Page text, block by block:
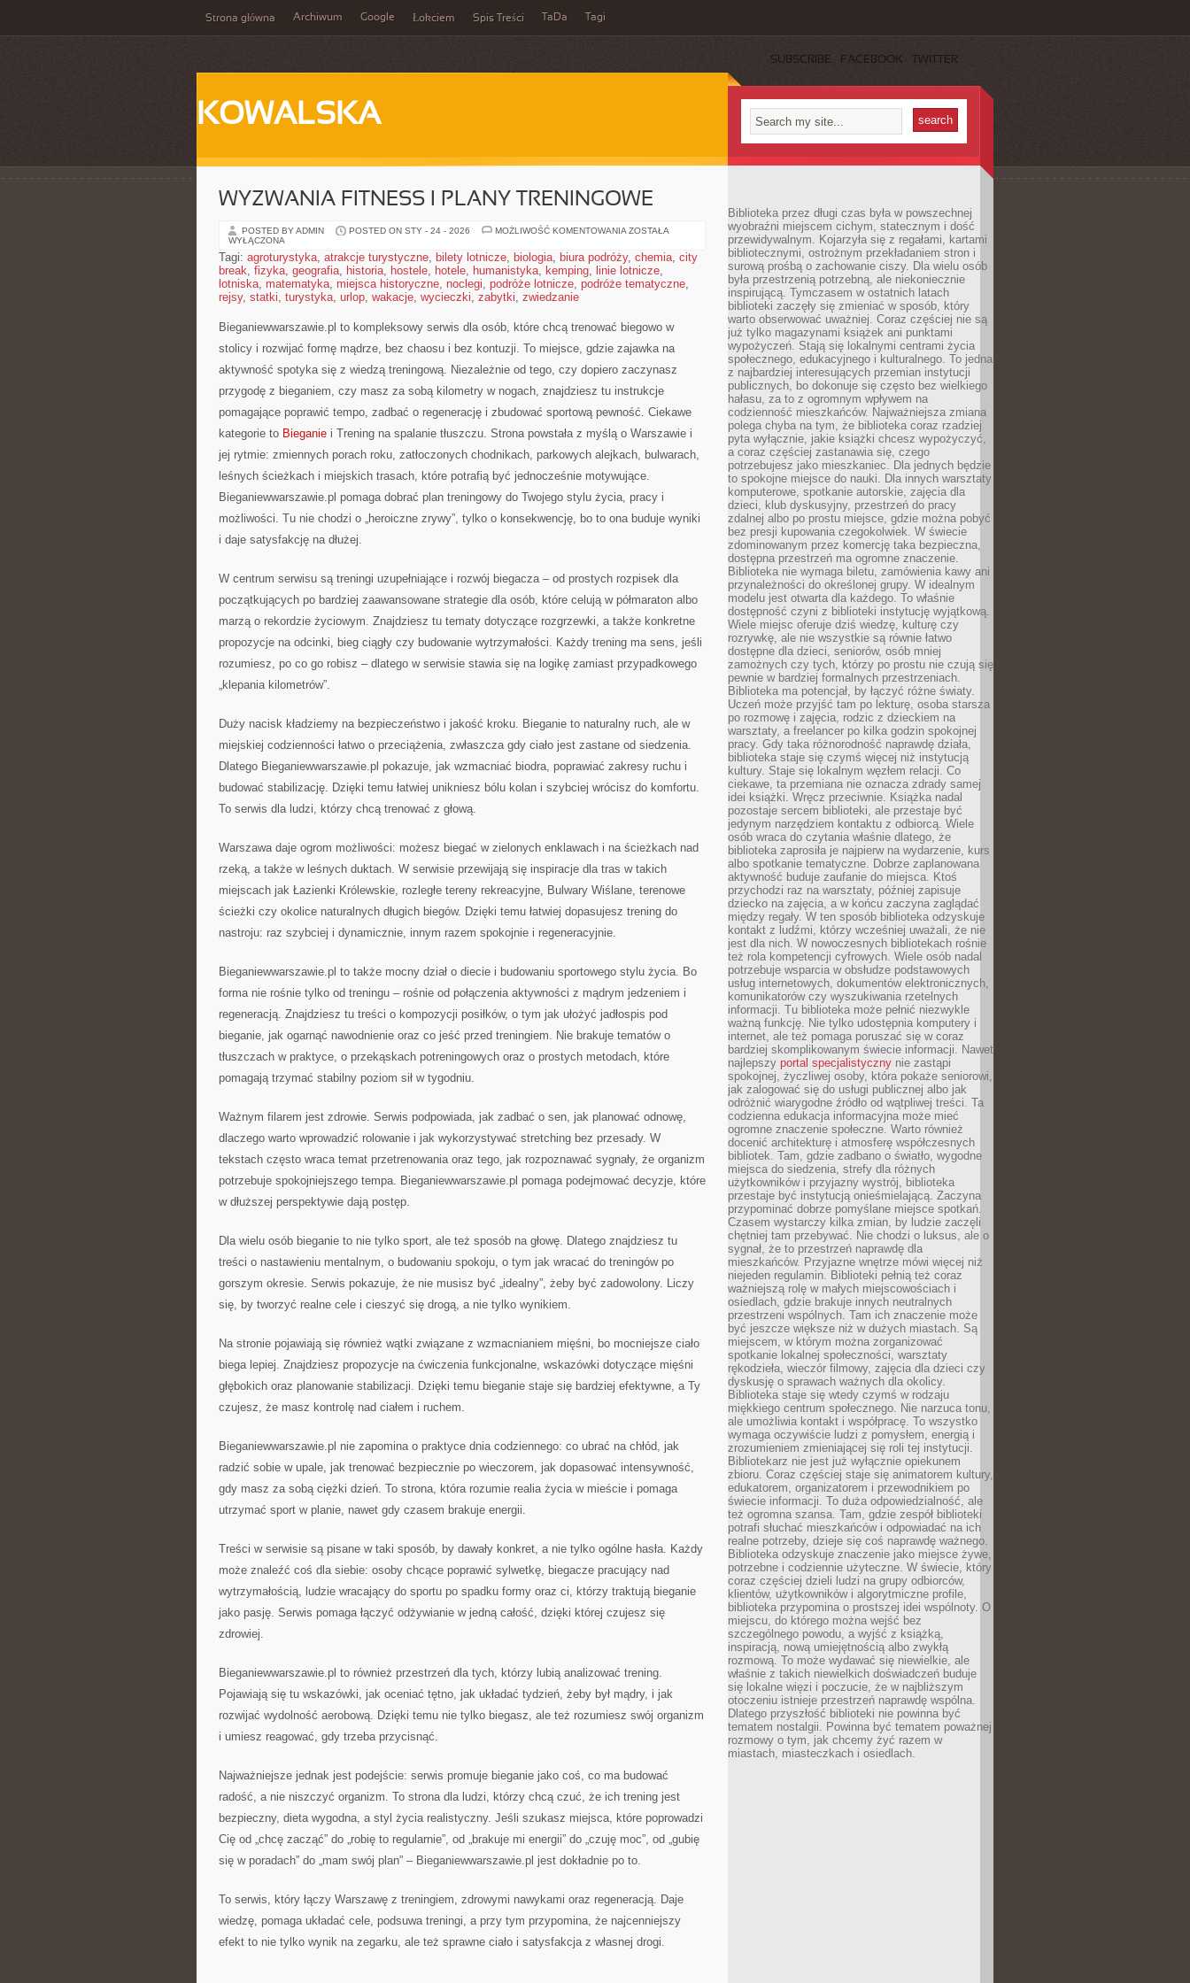
Strona główna Archiwum Google Łokciem Spis Treści TaDa Tagi
SUBSCRIBE FACEBOOK TWITTER
KOWALSKA
WYZWANIA FITNESS I PLANY TRENINGOWE
POSTED BY ADMIN POSTED ON STY - 24 - 2026 MOŻLIWOŚĆ KOMENTOWANIA WYZWANIA
PLANY
TRENINGOWE
ZOSTAŁA
WYŁĄCZONA
Tagi: agroturystyka, atrakcje turystyczne, bilety lotnicze, biologia, biura podróży, chemia, city
break, fizyka, geografia, historia, hostele, hotele, humanistyka, kemping, linie lotnicze,
lotniska, matematyka, miejsca historyczne, noclegi, podróże lotnicze, podróże tematyczne,
rejsy, statki, turystyka, urlop, wakacje, wycieczki, zabytki, zwiedzanie
Bieganiewwarszawie.pl to kompleksowy serwis dla osób, które chcą trenować biegowo w
stolicy i rozwijać formę mądrze, bez chaosu i bez kontuzji. To miejsce, gdzie zajawka na
aktywność spotyka się z wiedzą treningową. Niezależnie od tego, czy dopiero zaczynasz
przygodę z bieganiem, czy masz za sobą kilometry w nogach, znajdziesz tu instrukcje
pomagające poprawić tempo, zadbać o regenerację i zbudować sportową pewność. Ciekawe
kategorie to Bieganie i Trening na spalanie tłuszczu. Strona powstała z myślą o Warszawie i
jej rytmie: zmiennych porach roku, zatłoczonych chodnikach, parkowych alejkach, bulwarach,
leśnych ścieżkach i miejskich trasach, które potrafią być jednocześnie motywujące.
Bieganiewwarszawie.pl pomaga dobrać plan treningowy do Twojego stylu życia, pracy i
możliwości. Tu nie chodzi o „heroiczne zrywy”, tylko o konsekwencję, bo to ona buduje wyniki
i daje satysfakcję na dłużej.
W centrum serwisu są treningi uzupełniające i rozwój biegacza – od prostych rozpisek dla
początkujących po bardziej zaawansowane strategie dla osób, które celują w półmaraton albo
marzą o rekordzie życiowym. Znajdziesz tu tematy dotyczące rozgrzewki, a także konkretne
propozycje na odcinki, bieg ciągły czy budowanie wytrzymałości. Każdy trening ma sens, jeśli
rozumiesz, po co go robisz – dlatego w serwisie stawia się na logikę zamiast przypadkowego
„klepania kilometrów”.
Duży nacisk kładziemy na bezpieczeństwo i jakość kroku. Bieganie to naturalny ruch, ale w
miejskiej codzienności łatwo o przeciążenia, zwłaszcza gdy ciało jest zastane od siedzenia.
Dlatego Bieganiewwarszawie.pl pokazuje, jak wzmacniać biodra, poprawiać zakresy ruchu i
budować stabilizację. Dzięki temu łatwiej unikniesz bólu kolan i szybciej wrócisz do komfortu.
To serwis dla ludzi, którzy chcą trenować z głową.
Warszawa daje ogrom możliwości: możesz biegać w zielonych enklawach i na ścieżkach nad
rzeką, a także w leśnych duktach. W serwisie przewijają się inspiracje dla tras w takich
miejscach jak Łazienki Królewskie, rozległe tereny rekreacyjne, Bulwary Wiślane, terenowe
ścieżki czy okolice naturalnych długich biegów. Dzięki temu łatwiej dopasujesz trening do
nastroju: raz szybciej i dynamicznie, innym razem spokojnie i regeneracyjnie.
Bieganiewwarszawie.pl to także mocny dział o diecie i budowaniu sportowego stylu życia. Bo
forma nie rośnie tylko od treningu – rośnie od połączenia aktywności z mądrym jedzeniem i
regeneracją. Znajdziesz tu treści o kompozycji posiłków, o tym jak ułożyć jadłospis pod
bieganie, jak ogarnąć nawodnienie oraz co jeść przed treningiem. Nie brakuje tematów o
tłuszczach w praktyce, o przekąskach potreningowych oraz o prostych metodach, które
pomagają trzymać stabilny poziom sił w tygodniu.
Ważnym filarem jest zdrowie. Serwis podpowiada, jak zadbać o sen, jak planować odnowę,
dlaczego warto wprowadzić rolowanie i jak wykorzystywać stretching bez przesady. W
tekstach często wraca temat przetrenowania oraz tego, jak rozpoznawać sygnały, że organizm
potrzebuje spokojniejszego tempa. Bieganiewwarszawie.pl pomaga podejmować decyzje, które
w dłuższej perspektywie dają postęp.
Dla wielu osób bieganie to nie tylko sport, ale też sposób na głowę. Dlatego znajdziesz tu
treści o nastawieniu mentalnym, o budowaniu spokoju, o tym jak wracać do treningów po
gorszym okresie. Serwis pokazuje, że nie musisz być „idealny”, żeby być zadowolony. Liczy
się, by tworzyć realne cele i cieszyć się drogą, a nie tylko wynikiem.
Na stronie pojawiają się również wątki związane z wzmacnianiem mięśni, bo mocniejsze ciało
biega lepiej. Znajdziesz propozycje na ćwiczenia funkcjonalne, wskazówki dotyczące mięśni
głębokich oraz planowanie stabilizacji. Dzięki temu bieganie staje się bardziej efektywne, a Ty
czujesz, że masz kontrolę nad ciałem i ruchem.
Bieganiewwarszawie.pl nie zapomina o praktyce dnia codziennego: co ubrać na chłód, jak
radzić sobie w upale, jak trenować bezpiecznie po wieczorem, jak dopasować intensywność,
gdy masz za sobą ciężki dzień. To strona, która rozumie realia życia w mieście i pomaga
utrzymać sport w planie, nawet gdy czasem brakuje energii.
Treści w serwisie są pisane w taki sposób, by dawały konkret, a nie tylko ogólne hasła. Każdy
może znaleźć coś dla siebie: osoby chcące poprawić sylwetkę, biegacze pracujący nad
wytrzymałością, ludzie wracający do sportu po spadku formy oraz ci, którzy traktują bieganie
jako pasję. Serwis pomaga łączyć odżywianie w jedną całość, dzięki której czujesz się
zdrowiej.
Bieganiewwarszawie.pl to również przestrzeń dla tych, którzy lubią analizować trening.
Pojawiają się tu wskazówki, jak oceniać tętno, jak układać tydzień, żeby był mądry, i jak
rozwijać wydolność aerobową. Dzięki temu nie tylko biegasz, ale też rozumiesz swój organizm
i umiesz reagować, gdy trzeba przycisnąć.
Najważniejsze jednak jest podejście: serwis promuje bieganie jako coś, co ma budować
radość, a nie niszczyć organizm. To strona dla ludzi, którzy chcą czuć, że ich trening jest
bezpieczny, dieta wygodna, a styl życia realistyczny. Jeśli szukasz miejsca, które poprowadzi
Cię od „chcę zacząć” do „robię to regularnie”, od „brakuje mi energii” do „czuję moc”, od „gubię
się w poradach” do „mam swój plan” – Bieganiewwarszawie.pl jest dokładnie po to.
To serwis, który łączy Warszawę z treningiem, zdrowymi nawykami oraz regeneracją. Daje
wiedzę, pomaga układać cele, podsuwa treningi, a przy tym przypomina, że najcenniejszy
efekt to nie tylko wynik na zegarku, ale też sprawne ciało i satysfakcja z własnej drogi.
Biblioteka przez długi czas była w powszechnej
wyobraźni miejscem cichym, statecznym i dość
przewidywalnym. Kojarzyła się z regałami, kartami
bibliotecznymi, ostrożnym przekładaniem stron i
surową prośbą o zachowanie ciszy. Dla wielu osób
była przestrzenią potrzebną, ale niekoniecznie
inspirującą. Tymczasem w ostatnich latach
biblioteki zaczęły się zmieniać w sposób, który
warto obserwować uważniej. Coraz częściej nie są
już tylko magazynami książek ani punktami
wypożyczeń. Stają się lokalnymi centrami życia
społecznego, edukacyjnego i kulturalnego. To jedna
z najbardziej interesujących przemian instytucji
publicznych, bo dokonuje się często bez wielkiego
hałasu, za to z ogromnym wpływem na
codzienność mieszkańców. Najważniejsza zmiana
polega chyba na tym, że biblioteka coraz rzadziej
pyta wyłącznie, jakie książki chcesz wypożyczyć,
a coraz częściej zastanawia się, czego
potrzebujesz jako mieszkaniec. Dla jednych będzie
to spokojne miejsce do nauki. Dla innych warsztaty
komputerowe, spotkanie autorskie, zajęcia dla
dzieci, klub dyskusyjny, przestrzeń do pracy
zdalnej albo po prostu miejsce, gdzie można pobyć
bez presji kupowania czegokolwiek. W świecie
zdominowanym przez komercję taka bezpieczna,
dostępna przestrzeń ma ogromne znaczenie.
Biblioteka nie wymaga biletu, zamówienia kawy ani
przynależności do określonej grupy. W idealnym
modelu jest otwarta dla każdego. To właśnie
dostępność czyni z biblioteki instytucję wyjątkową.
Wiele miejsc oferuje dziś wiedzę, kulturę czy
rozrywkę, ale nie wszystkie są równie łatwo
dostępne dla dzieci, seniorów, osób mniej
zamożnych czy tych, którzy po prostu nie czują się
pewnie w bardziej formalnych przestrzeniach.
Biblioteka ma potencjał, by łączyć różne światy.
Uczeń może przyjść tam po lekturę, osoba starsza
po rozmowę i zajęcia, rodzic z dzieckiem na
warsztaty, a freelancer po kilka godzin spokojnej
pracy. Gdy taka różnorodność naprawdę działa,
biblioteka staje się czymś więcej niż instytucją
kultury. Staje się lokalnym węzłem relacji. Co
ciekawe, ta przemiana nie oznacza zdrady samej
idei książki. Wręcz przeciwnie. Książka nadal
pozostaje sercem biblioteki, ale przestaje być
jedynym narzędziem kontaktu z odbiorcą. Wiele
osób wraca do czytania właśnie dlatego, że
biblioteka zaprosiła je najpierw na wydarzenie, kurs
albo spotkanie tematyczne. Dobrze zaplanowana
aktywność buduje zaufanie do miejsca. Ktoś
przychodzi raz na warsztaty, później zapisuje
dziecko na zajęcia, a w końcu zaczyna zaglądać
między regały. W ten sposób biblioteka odzyskuje
kontakt z ludźmi, którzy wcześniej uważali, że nie
jest dla nich. W nowoczesnych bibliotekach rośnie
też rola kompetencji cyfrowych. Wiele osób nadal
potrzebuje wsparcia w obsłudze podstawowych
usług internetowych, dokumentów elektronicznych,
komunikatorów czy wyszukiwania rzetelnych
informacji. Tu biblioteka może pełnić niezwykle
ważną funkcję. Nie tylko udostępnia komputery i
internet, ale też pomaga poruszać się w coraz
bardziej skomplikowanym świecie informacji. Nawet
najlepszy portal specjalistyczny nie zastąpi
spokojnej, życzliwej osoby, która pokaże seniorowi,
jak zalogować się do usługi publicznej albo jak
odróżnić wiarygodne źródło od wątpliwej treści. Ta
codzienna edukacja informacyjna może mieć
ogromne znaczenie społeczne. Warto również
docenić architekturę i atmosferę współczesnych
bibliotek. Tam, gdzie zadbano o światło, wygodne
miejsca do siedzenia, strefy dla różnych
użytkowników i przyjazny wystrój, biblioteka
przestaje być instytucją onieśmielającą. Zaczyna
przypominać dobrze pomyślane miejsce spotkań.
Czasem wystarczy kilka zmian, by ludzie zaczęli
chętniej tam przebywać. Nie chodzi o luksus, ale o
sygnał, że to przestrzeń naprawdę dla
mieszkańców. Przyjazne wnętrze mówi więcej niż
niejeden regulamin. Biblioteki pełnią też coraz
ważniejszą rolę w małych miejscowościach i
osiedlach, gdzie brakuje innych neutralnych
przestrzeni wspólnych. Tam ich znaczenie może
być jeszcze większe niż w dużych miastach. Są
miejscem, w którym można zorganizować
spotkanie lokalnej społeczności, warsztaty
rękodzieła, wieczór filmowy, zajęcia dla dzieci czy
dyskusję o sprawach ważnych dla okolicy.
Biblioteka staje się wtedy czymś w rodzaju
miękkiego centrum społecznego. Nie narzuca tonu,
ale umożliwia kontakt i współpracę. To wszystko
wymaga oczywiście ludzi z pomysłem, energią i
zrozumieniem zmieniającej się roli tej instytucji.
Bibliotekarz nie jest już wyłącznie opiekunem
zbioru. Coraz częściej staje się animatorem kultury,
edukatorem, organizatorem i przewodnikiem po
świecie informacji. To duża odpowiedzialność, ale
też ogromna szansa. Tam, gdzie zespół biblioteki
potrafi słuchać mieszkańców i odpowiadać na ich
realne potrzeby, dzieje się coś naprawdę ważnego.
Biblioteka odzyskuje znaczenie jako miejsce żywe,
potrzebne i codziennie użyteczne. W świecie, który
coraz częściej dzieli ludzi na grupy odbiorców,
klientów, użytkowników i algorytmiczne profile,
biblioteka przypomina o prostszej idei wspólnoty. O
miejscu, do którego można wejść bez
szczególnego powodu, a wyjść z książką,
inspiracją, nową umiejętnością albo zwykłą
rozmową. To może wydawać się niewielkie, ale
właśnie z takich niewielkich doświadczeń buduje
się lokalne więzi i poczucie, że w najbliższym
otoczeniu istnieje przestrzeń naprawdę wspólna.
Dlatego przyszłość biblioteki nie powinna być
tematem nostalgii. Powinna być tematem poważnej
rozmowy o tym, jak chcemy żyć razem w
miastach, miasteczkach i osiedlach.